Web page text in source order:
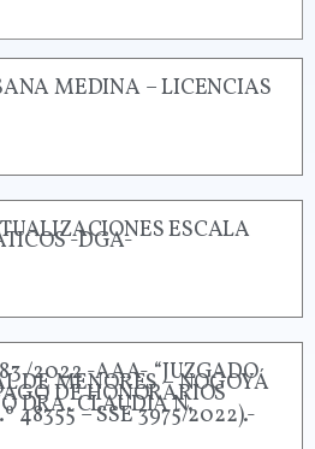
MEDINA – LICENCIAS
ESCALA
-DGA-
/2022 -AAA- “JUZGADO
DE MENORES – NOGOYÁ
DE HONORARIOS
DRA. CLAUDIA N.
48355 – SSE 3975/2022).-